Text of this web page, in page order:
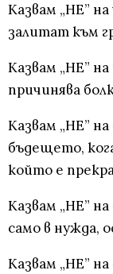
Казвам „НЕ”
залитат към
Казвам „НЕ”
причинява
Казвам „НЕ”
бъдещето,
който е
Казвам „НЕ”
само в нужда,
Казвам „НЕ”